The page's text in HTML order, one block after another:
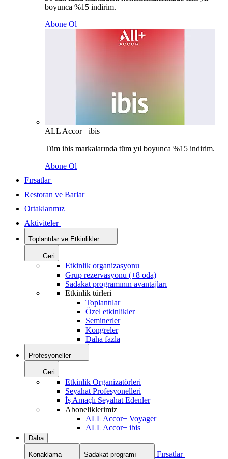
boyunca %15 indirim.
Abone Ol
ALL Accor+ ibis
Tüm ibis markalarında tüm yıl boyunca %15 indirim.
Abone Ol
Fırsatlar
Restoran ve Barlar
Ortaklarımız
Aktiviteler
Toplantılar ve Etkinlikler
Geri
Etkinlik organizasyonu
Grup rezervasyonu (+8 oda)
Sadakat programının avantajları
Etkinlik türleri
Toplantılar
Özel etkinlikler
Seminerler
Kongreler
Daha fazla
Profesyoneller
Geri
Etkinlik Organizatörleri
Seyahat Profesyonelleri
İş Amaçlı Seyahat Edenler
Aboneliklerimiz
ALL Accor+ Voyager
ALL Accor+ ibis
Daha
Konaklama Sadakat programı
Fırsatlar